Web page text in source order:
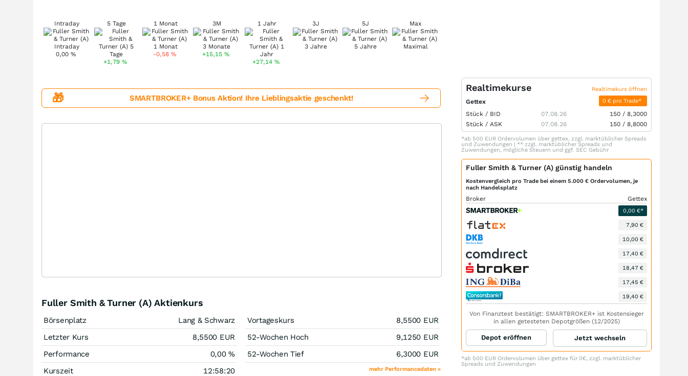
Intraday
0,00%
5 Tage
+1,79%
1 Monat
-0,58 %
3M
+15,15 %
1 Jahr
+27,14 %
3J 5J Max
🎁 SMARTBROKER+ Bonus Aktion! Ihre Lieblingsaktie geschenkt!
Fuller Smith & Turner (A) Aktienkurs
Börsenplatz
Lang & Schwarz
Letzter Kurs
8,5500 EUR
Performance
0,00%
Kurszeit
12:58:20
Vortageskurs 8,5500 EUR
52-Wochen Hoch
9,1250 EUR
52-Wochen Tief
6,3000 EUR
mehr Performancedaten »
Realtimekurse Realtimekurs öffnen
Gettex 0 € pro Trade*
Stück / BID 07.08.26 150 / 8,3000
Stück / ASK 07.08.26 150 / 8,8000
*ab 500 EUR Ordervolumen über gettex, zzgl. marktüblicher Spreads
und Zuwendungen | ** zzgl. marktüblicher Spreads und
Zuwendungen, mögliche Steuern und ggf. SEC Gebühr
Fuller Smith & Turner (A) günstig handeln
Kostenvergleich pro Trade bei einem 5.000 € Ordervolumen, je
nach Handelsplatz
Broker Gettex
0,00 €*
7,90 €
10,00 €
17,40 €
18,47 €
17,45 €
19,40 €
Von Finanztest bestätigt: SMARTBROKER+ ist Kostensieger
in allen getesteten Depotgrößen (12/2025)
Depot eröffnen Jetzt wechseln
*ab 500 EUR Ordervolumen über gettex für 0€, zzgl. marktüblicher
Spreads und Zuwendungen